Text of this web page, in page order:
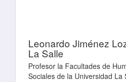
Leonardo Jiménez
La Salle
Profesor la Facultades de
Sociales de la Universidad La